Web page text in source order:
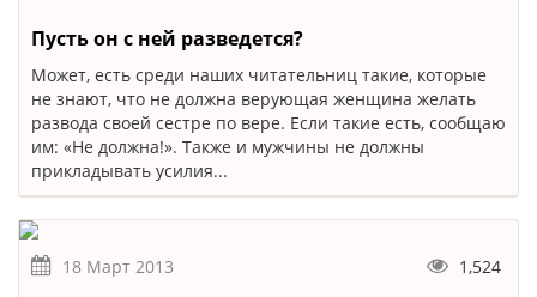
Пусть он с ней разведется?
Может, есть среди наших читательниц такие, которые
не знают, что не должна верующая женщина желать
развода своей сестре по вере. Если такие есть, сообщаю
им: «Не должна!». Также и мужчины не должны
прикладывать усилия...
18 Март 2013 1,524